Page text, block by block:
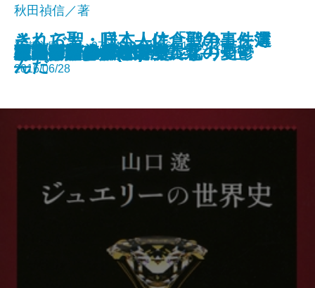
流星ひとつ
雨のち晴れ、ところにより虹
月光の誘惑
残夢の骸―満州国演義九―
ウィニー・ザ・プー
チャイナ・メン
ジャングル・ブック
宇宙ヴァンパイアー
王の厨房―僕僕先生 零―
ハルコナ
秋田禎信／著
新潮文庫nex 978-4-10-180069-1 572円
2016/06/28
ジュエリーの世界史
それでも、日本人は「戦争」を選
んだ
あのころのデパート
江戸川乱歩名作選
ゼツメツ少年
村上海賊の娘(一)
村上海賊の娘(二)
管見妄語 グローバル化の憂鬱
本屋さんのダイアナ
さくら聖・咲く―佐倉聖の事件簿
―